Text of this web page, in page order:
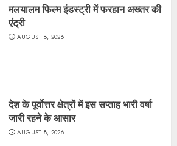
मलयालम फिल्म इंडस्ट्री में फरहान अख्तर की
एंट्री
AUGUST 8, 2026
देश के पूर्वोत्तर क्षेत्रों में इस सप्ताह भारी वर्षा
जारी रहने के आसार
AUGUST 8, 2026